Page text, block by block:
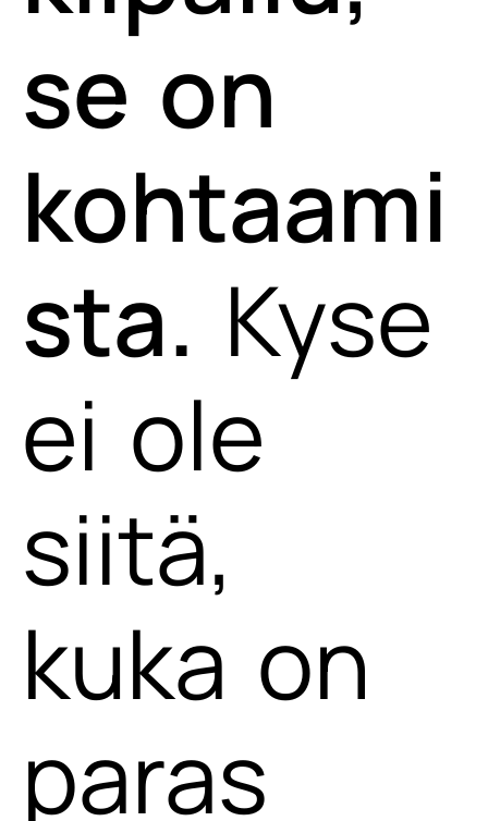
se on
kohtaami
sta. Kyse
ei ole
siitä,
kuka on
paras